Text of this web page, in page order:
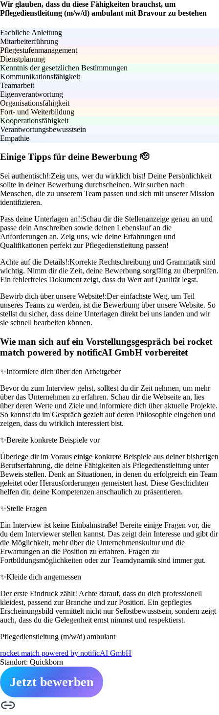
Wir glauben, dass du diese Fähigkeiten brauchst, um
Pflegedienstleitung (m/w/d) ambulant mit Bravour zu bestehen
Fachliche Anleitung
Mitarbeiterführung
Pflegestufenmanagement
Dienstplanung
Kenntnis der gesetzlichen Bestimmungen
Kommunikationsfähigkeit
Teamarbeit
Eigenverantwortung
Organisationsfähigkeit
Fort- und Weiterbildung
Kooperationsfähigkeit
Verantwortungsbewusstsein
Empathie
Einige Tipps für deine Bewerbung 🫡
Sei authentisch!:Zeig uns, wer du wirklich bist! Deine Persönlichkeit
sollte in deiner Bewerbung durchscheinen. Wir suchen nach
Menschen, die zu unserem Team passen und sich mit unserer Mission
identifizieren.
Pass deine Unterlagen an!:Schau dir die Stellenanzeige genau an und
passe dein Anschreiben sowie deinen Lebenslauf an die
Anforderungen an. Zeig uns, wie deine Erfahrungen und
Qualifikationen perfekt zur Pflegedienstleitung passen!
Achte auf die Details!:Korrekte Rechtschreibung und Grammatik sind
wichtig. Nimm dir die Zeit, deine Bewerbung sorgfältig zu überprüfen.
Ein fehlerfreies Dokument zeigt, dass du Wert auf Qualität legst.
Bewirb dich über unsere Website!:Der einfachste Weg, um Teil
unseres Teams zu werden, ist die Bewerbung über unsere Website. So
stellst du sicher, dass deine Unterlagen direkt bei uns landen und wir
sie schnell bearbeiten können.
Wie man sich auf ein Vorstellungsgespräch bei rocket
match powered by notificAI GmbH vorbereitet
✨Informiere dich über den Arbeitgeber
Bevor du zum Interview gehst, solltest du dir Zeit nehmen, um mehr
über das Unternehmen zu erfahren. Schau dir die Webseite an, lies
über deren Werte und Ziele und informiere dich über aktuelle Projekte.
So kannst du im Gespräch gezielt auf deren Philosophie eingehen und
zeigen, dass du wirklich interessiert bist.
✨Bereite konkrete Beispiele vor
Überlege dir im Voraus einige konkrete Beispiele aus deiner bisherigen
Berufserfahrung, die deine Fähigkeiten als Pflegedienstleitung unter
Beweis stellen. Denk an Situationen, in denen du erfolgreich ein Team
geleitet oder Herausforderungen gemeistert hast. Diese Geschichten
helfen dir, deine Kompetenzen anschaulich zu präsentieren.
✨Stelle Fragen
Ein Interview ist keine Einbahnstraße! Bereite einige Fragen vor, die
du dem Interviewer stellen kannst. Das zeigt dein Interesse und gibt dir
die Möglichkeit, mehr über die Unternehmenskultur und die
Erwartungen an die Position zu erfahren. Fragen zu
Fortbildungsmöglichkeiten oder zur Teamdynamik sind immer gut.
✨Kleide dich angemessen
Der erste Eindruck zählt! Achte darauf, dass du dich professionell
kleidest, passend zur Branche und zur Position. Ein gepflegtes
Erscheinungsbild vermittelt nicht nur Selbstbewusstsein, sondern zeigt
auch, dass du die Gelegenheit ernst nimmst und respektierst.
Pflegedienstleitung (m/w/d) ambulant
rocket match powered by notificAI GmbH
Standort: Quickborn
Jetzt bewerben